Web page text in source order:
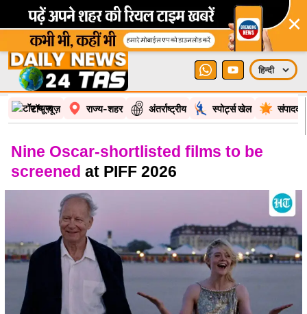
×
टॉप न्यूज़ राज्य-शहर अंतर्राष्ट्रीय स्पोर्ट्स खेल
Nine Oscar-shortlisted films to be
screened at PIFF 2026